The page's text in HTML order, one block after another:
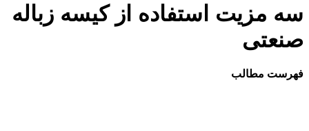
سه مزیت استفاده از کیسه زباله
صنعتی
فهرست مطالب